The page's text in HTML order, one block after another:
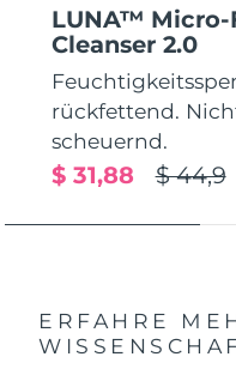
LUNA™ Micro-
Cleanser 2.0
rückfettend.
scheuernd.
$ 44,9
$ 31,88
ERFAHRE